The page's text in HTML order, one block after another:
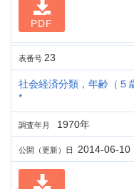
PDF
表番号 23
社会経済分類，年齢（５
*
調査年月 1970年
公開（更新）日 2014-06-10